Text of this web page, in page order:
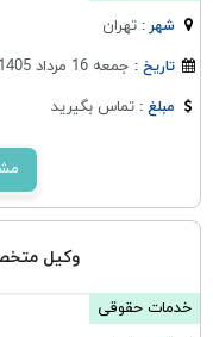
شهر :تهران
تاریخ : جمعه 16 مرداد 1405
مبلغ :تماس بگیرید
وکیل
خدمات حقوقی